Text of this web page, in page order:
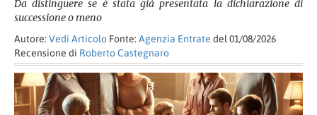
Da distinguere se è stata già presentata la dichiarazione di
successione o meno
Autore: Vedi Articolo Fonte: Agenzia Entrate del 01/08/2026
Recensione di Roberto Castegnaro